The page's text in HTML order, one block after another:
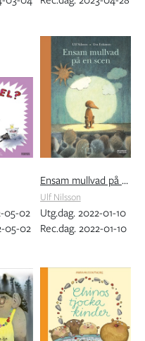
05-02
05-02
Ensam mullvad på en scen
Ulf Nilsson
Utg.dag. 2022-01-10
Rec.dag. 2022-01-10